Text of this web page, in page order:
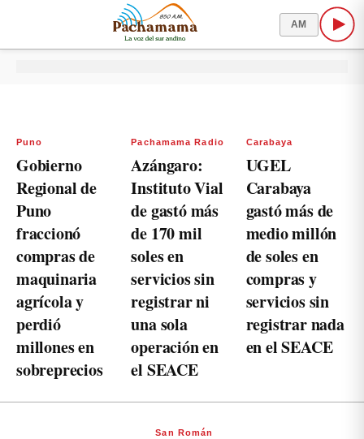
AM
Puno
Gobierno
Regional de
Puno
fraccionó
compras de
maquinaria
agrícola y
perdió
millones en
sobreprecios
Pachamama Radio
Azángaro:
Instituto Vial
de gastó más
de 170 mil
soles en
servicios sin
registrar ni
una sola
operación en
el SEACE
Carabaya
UGEL
Carabaya
gastó más de
medio millón
de soles en
compras y
servicios sin
registrar nada
en el SEACE
San Román